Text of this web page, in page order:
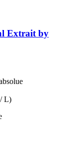
Extrait by
L)